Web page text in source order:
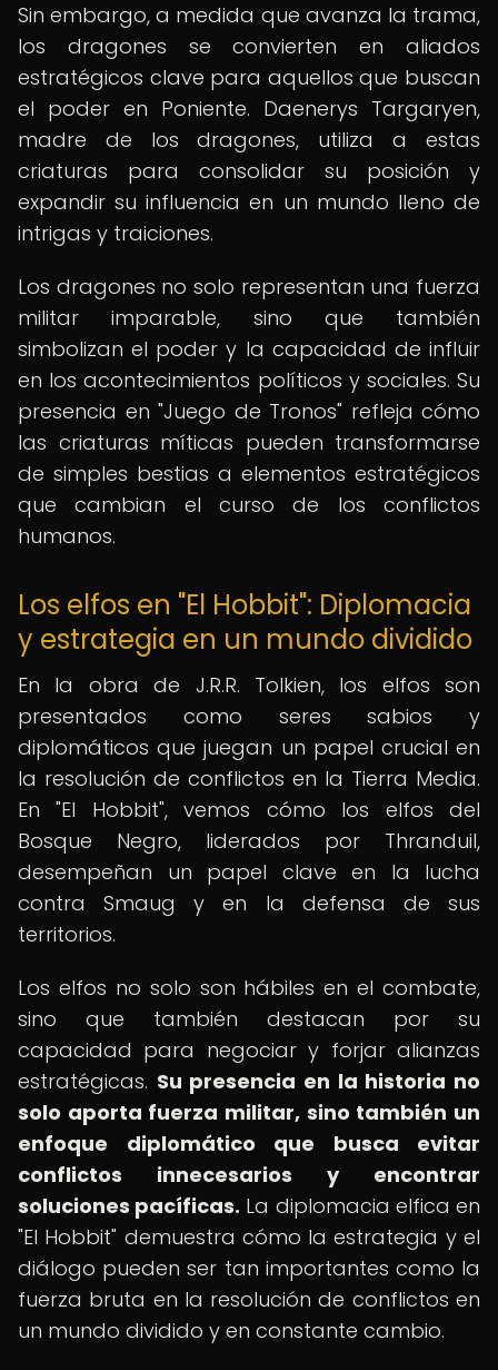
Sin embargo, a medida que avanza la trama,
los dragones se convierten en aliados
estratégicos clave para aquellos que buscan
el poder en Poniente. Daenerys Targaryen,
madre de los dragones, utiliza a estas
criaturas para consolidar su posición y
expandir su influencia en un mundo lleno de
intrigas y traiciones.
Los dragones no solo representan una fuerza
militar imparable, sino que también
simbolizan el poder y la capacidad de influir
en los acontecimientos políticos y sociales. Su
presencia en "Juego de Tronos" refleja cómo
las criaturas míticas pueden transformarse
de simples bestias a elementos estratégicos
que cambian el curso de los conflictos
humanos.
Los elfos en "El Hobbit": Diplomacia
y estrategia en un mundo dividido
En la obra de J.R.R. Tolkien, los elfos son
presentados como seres sabios y
diplomáticos que juegan un papel crucial en
la resolución de conflictos en la Tierra Media.
En "El Hobbit", vemos cómo los elfos del
Bosque Negro, liderados por Thranduil,
desempeñan un papel clave en la lucha
contra Smaug y en la defensa de sus
territorios.
Los elfos no solo son hábiles en el combate,
sino que también destacan por su
capacidad para negociar y forjar alianzas
estratégicas. Su presencia en la historia no
solo aporta fuerza militar, sino también un
enfoque diplomático que busca evitar
conflictos innecesarios y encontrar
soluciones pacíficas. La diplomacia elfica en
"El Hobbit" demuestra cómo la estrategia y el
diálogo pueden ser tan importantes como la
fuerza bruta en la resolución de conflictos en
un mundo dividido y en constante cambio.